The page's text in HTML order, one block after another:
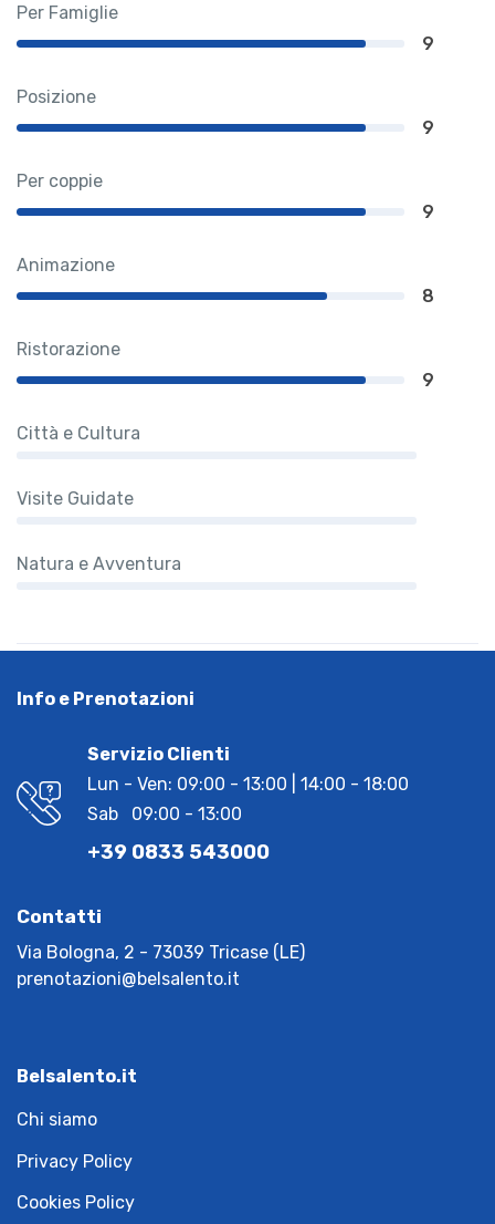
Per Famiglie
9
Posizione
9
Per coppie
9
Animazione
8
Ristorazione
9
Città e Cultura
Visite Guidate
Natura e Avventura
Info e Prenotazioni
Servizio Clienti
Lun - Ven: 09:00 - 13:00 | 14:00 - 18:00
Sab 09:00 - 13:00
+39 0833 543000
Contatti
Via Bologna, 2 - 73039 Tricase (LE)
prenotazioni@belsalento.it
Belsalento.it
Chi siamo
Privacy Policy
Cookies Policy